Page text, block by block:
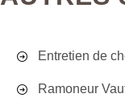
Entretien de
Ramoneur